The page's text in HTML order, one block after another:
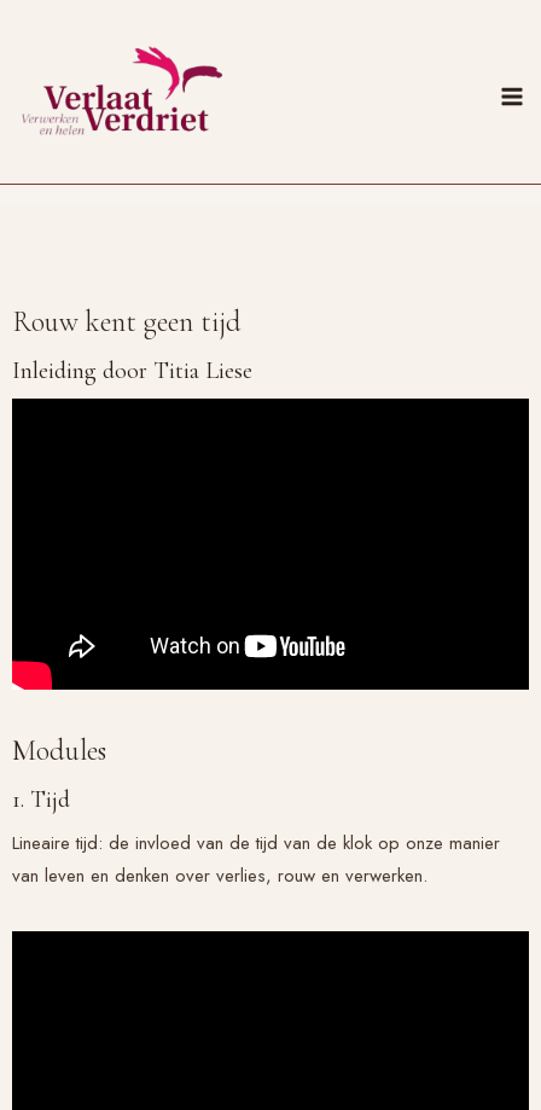
inhoud
Rouw kent geen tijd
Inleiding door Titia Liese
Modules
1. Tijd
Lineaire tijd: de invloed van de tijd van de klok op onze manier
van leven en denken over verlies, rouw en verwerken.